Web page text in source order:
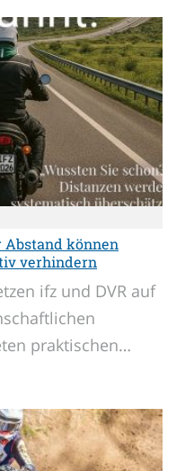
können
verhindern
ifz und DVR auf
praktischen…